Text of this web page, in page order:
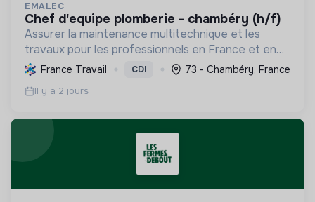
EMALEC
chef d'equipe plomberie - chambéry (h/f)
Assurer la maintenance multitechnique et les
travaux pour les professionnels en France et en
Europe, en intégrant des solutions durables et en
promouvant un environnement de travail éthique
et inclusi...
France Travail CDI 73 - Chambéry, France
Il y a 2 jours